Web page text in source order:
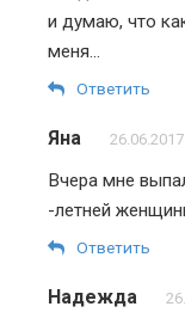
и думаю, что
меня…
Ответить
Яна
Вчера мне
-летней
Ответить
Надежда